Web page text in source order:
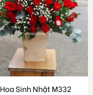
Hoa Sinh Nhật M332